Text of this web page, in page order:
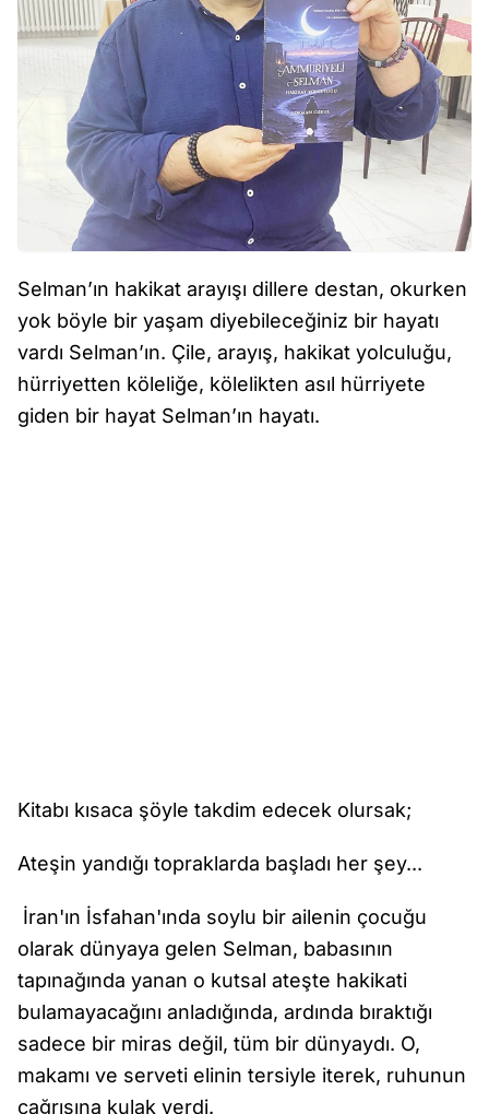
Selman’ın hakikat arayışı dillere destan, okurken
yok böyle bir yaşam diyebileceğiniz bir hayatı
vardı Selman’ın. Çile, arayış, hakikat yolculuğu,
hürriyetten köleliğe, kölelikten asıl hürriyete
giden bir hayat Selman’ın hayatı.
Kitabı kısaca şöyle takdim edecek olursak;
Ateşin yandığı topraklarda başladı her şey...
İran'ın İsfahan'ında soylu bir ailenin çocuğu
olarak dünyaya gelen Selman, babasının
tapınağında yanan o kutsal ateşte hakikati
bulamayacağını anladığında, ardında bıraktığı
sadece bir miras değil, tüm bir dünyaydı. O,
makamı ve serveti elinin tersiyle iterek, ruhunun
çağrısına kulak verdi.